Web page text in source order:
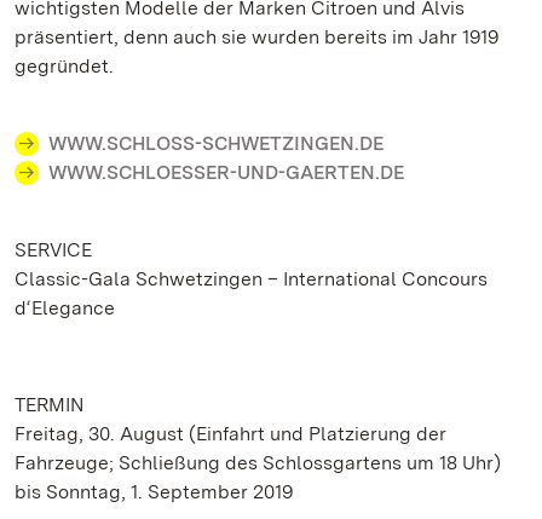
wichtigsten Modelle der Marken Citroen und Alvis
präsentiert, denn auch sie wurden bereits im Jahr 1919
gegründet.
WWW.SCHLOSS-SCHWETZINGEN.DE
WWW.SCHLOESSER-UND-GAERTEN.DE
SERVICE
Classic-Gala Schwetzingen – International Concours
d‘Elegance
TERMIN
Freitag, 30. August (Einfahrt und Platzierung der
Fahrzeuge; Schließung des Schlossgartens um 18 Uhr)
bis Sonntag, 1. September 2019